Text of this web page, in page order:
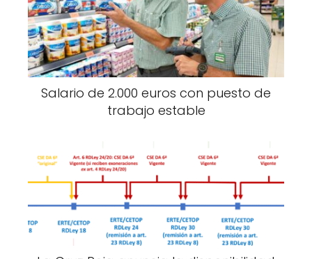
Salario de 2.000 euros con puesto de
trabajo estable